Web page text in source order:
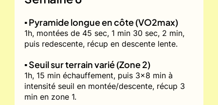
▪️ Pyramide longue en côte (VO2max)
1h, montées de 45 sec, 1 min 30 sec, 2 min,
puis redescente, récup en descente lente.
▪️ Seuil sur terrain varié (Zone 2)
1h, 15 min échauffement, puis 3x8 min à
intensité seuil en montée/descente, récup 3
min en zone 1.